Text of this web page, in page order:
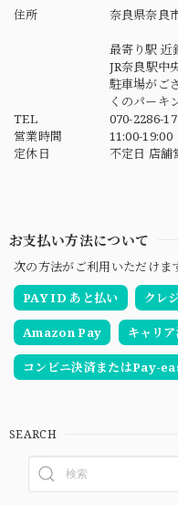
住所 奈良県奈良
最寄り駅 近
JR奈良駅中
駐車場がご
くのパーキ
TEL
070-2286-
営業時間
11:00-19:00
定休日
不定日 店舗
お支払い方法について
次の方法がご利用いただけま
PAY ID あと払い
クレ
Amazon Pay キャリ
コンビニ決済またはPay-
SEARCH